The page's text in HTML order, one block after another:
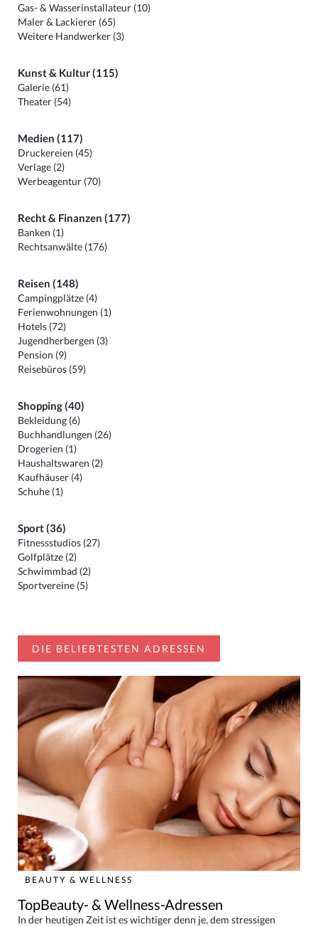
Gas- & Wasserinstallateur (10)
Maler & Lackierer (65)
Weitere Handwerker (3)
Kunst & Kultur (115)
Galerie (61)
Theater (54)
Medien (117)
Druckereien (45)
Verlage (2)
Werbeagentur (70)
Recht & Finanzen (177)
Banken (1)
Rechtsanwälte (176)
Reisen (148)
Campingplätze (4)
Ferienwohnungen (1)
Hotels (72)
Jugendherbergen (3)
Pension (9)
Reisebüros (59)
Shopping (40)
Bekleidung (6)
Buchhandlungen (26)
Drogerien (1)
Haushaltswaren (2)
Kaufhäuser (4)
Schuhe (1)
Sport (36)
Fitnessstudios (27)
Golfplätze (2)
Schwimmbad (2)
Sportvereine (5)
DIE BELIEBTESTEN ADRESSEN
BEAUTY & WELLNESS
TopBeauty- & Wellness-Adressen
In der heutigen Zeit ist es wichtiger denn je, dem stressigen